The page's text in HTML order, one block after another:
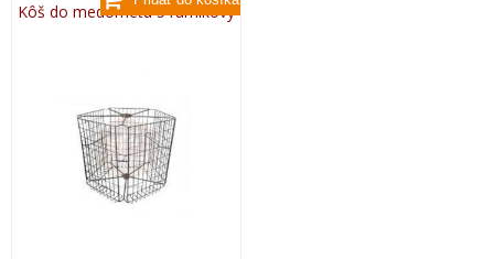
Kôš do medometu 5 rámikový